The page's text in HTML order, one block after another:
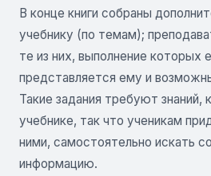
В конце книги собраны
учебнику (по темам);
те из них, выполнение которых
представляется ему и
Такие задания требуют знаний,
учебнике, так что ученикам
ними, самостоятельно искать
информацию.